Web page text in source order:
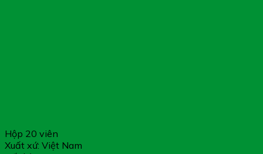
Hộp 20 viên
Xuất xứ: Việt Nam